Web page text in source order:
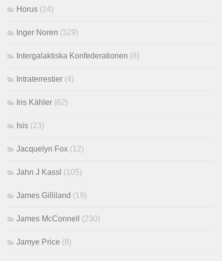
Horus (24)
Inger Noren (329)
Intergalaktiska Konfederationen (8)
Intraterrestier (4)
Iris Kähler (62)
Isis (23)
Jacquelyn Fox (12)
Jahn J Kassl (105)
James Gilliland (19)
James McConnell (230)
Jamye Price (8)